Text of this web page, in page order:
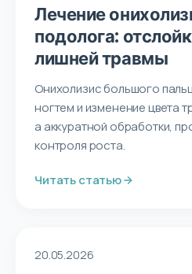
Лечение
подолога:
лишней травмы
Онихолизис большого
ногтем и изменение цвета
а аккуратной обработки,
контроля роста.
Читать статью
20.05.2026